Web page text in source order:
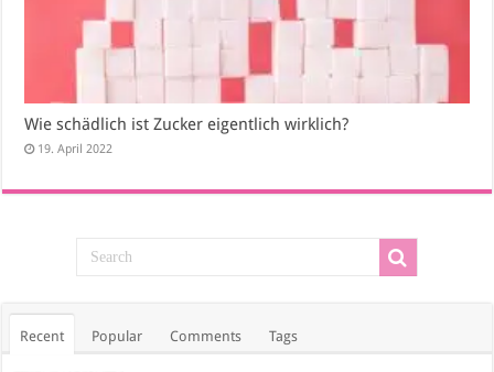
Wie schädlich ist Zucker eigentlich wirklich?
19. April 2022
Recent Popular Comments Tags